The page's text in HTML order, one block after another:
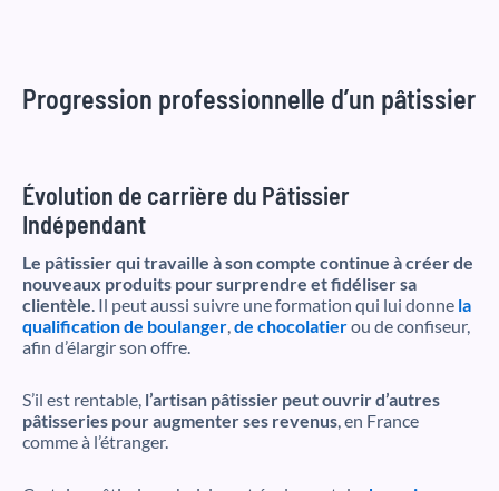
Progression professionnelle d’un pâtissier
Évolution de carrière du Pâtissier
Indépendant
Le pâtissier qui travaille à son compte continue à créer de
nouveaux produits pour surprendre et fidéliser sa
clientèle. Il peut aussi suivre une formation qui lui donne la
qualification de boulanger,de chocolatierou de confiseur,
afin d’élargir son offre.
S’il est rentable, l’artisan pâtissier peut ouvrir d’autres
pâtisseries pour augmenter ses revenus, en France
comme à l’étranger.